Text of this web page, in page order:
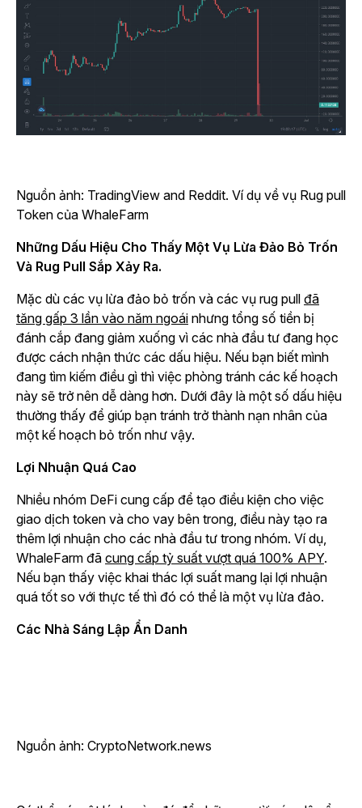
Nguồn ảnh: TradingView and Reddit. Ví dụ về vụ Rug pull
Token của WhaleFarm
Những Dấu Hiệu Cho Thấy Một Vụ Lừa Đảo Bỏ Trốn
Và Rug Pull Sắp Xảy Ra.
Mặc dù các vụ lừa đảo bỏ trốn và các vụ rug pull đã
tăng gấp 3 lần vào năm ngoái nhưng tổng số tiền bị
đánh cắp đang giảm xuống vì các nhà đầu tư đang học
được cách nhận thức các dấu hiệu. Nếu bạn biết mình
đang tìm kiếm điều gì thì việc phòng tránh các kế hoạch
này sẽ trở nên dễ dàng hơn. Dưới đây là một số dấu hiệu
thường thấy để giúp bạn tránh trở thành nạn nhân của
một kế hoạch bỏ trốn như vậy.
Lợi Nhuận Quá Cao
Nhiều nhóm DeFi cung cấp để tạo điều kiện cho việc
giao dịch token và cho vay bên trong, điều này tạo ra
thêm lợi nhuận cho các nhà đầu tư trong nhóm. Ví dụ,
WhaleFarm đã cung cấp tỷ suất vượt quá 100% APY.
Nếu bạn thấy việc khai thác lợi suất mang lại lợi nhuận
quá tốt so với thực tế thì đó có thể là một vụ lừa đảo.
Các Nhà Sáng Lập Ẩn Danh
Nguồn ảnh: CryptoNetwork.news